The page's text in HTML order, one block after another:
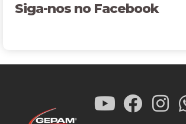
Siga-nos no Facebook